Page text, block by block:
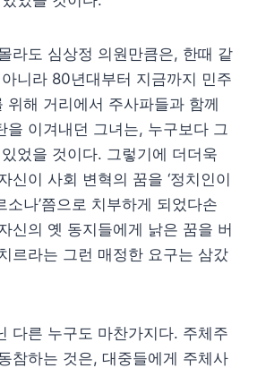
라도 심상정 의원만큼은, 한때 같
니라 80년대부터 지금까지 민주
위해 거리에서 주사파들과 함께
을 이겨내던 그녀는, 누구보다 그
었을 것이다. 그렇기에 더더욱
신이 사회 변혁의 꿈을 ‘정치인이
소나’쯤으로 치부하게 되었다손
신의 옛 동지들에게 낡은 꿈을 버
르라는 그런 매정한 요구는 삼갔
다른 누구도 마찬가지다. 주체주
참하는 것은, 대중들에게 주체사